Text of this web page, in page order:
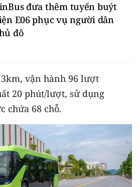
đưa thêm tuyến buýt
E06 phục vụ người dân
đô
vận hành 96 lượt
20 phút/lượt, sử dụng
chứa 68 chỗ.